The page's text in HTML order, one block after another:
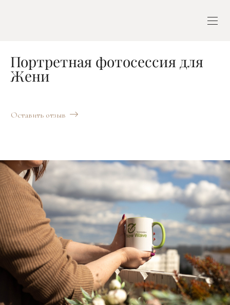
Портретная фотосессия для
Жени
Оставить отзыв